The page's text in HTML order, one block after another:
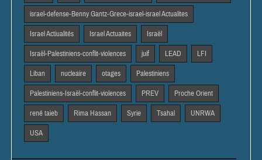
israel-defense-Benny Gantz-Grece-israel-israel Actualites
Israel Actiualités Israel Actuaites Israël
Israël-Palestiniens-conflit-violences juif LEAD LFI
Liban nucleaire otages Palestiniens
Palestiniens-Israël-conflit-violences PREV Proche Orient
rené taieb Rima Hassan Syrie Tsahal UNRWA
USA